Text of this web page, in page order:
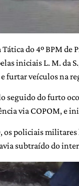
do 4º BPM de
iniciais L. M. da
furtar veículos na
seguido do furto
via COPOM, e
os policiais
subtraído do